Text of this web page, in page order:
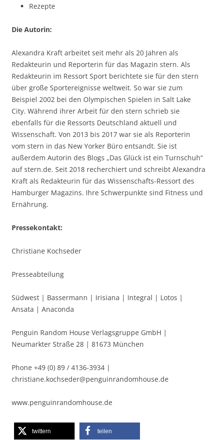
Rezepte
Die Autorin:
Alexandra Kraft arbeitet seit mehr als 20 Jahren als
Redakteurin und Reporterin für das Magazin stern. Als
Redakteurin im Ressort Sport berichtete sie für den stern
über große Sportereignisse weltweit. So war sie zum
Beispiel 2002 bei den Olympischen Spielen in Salt Lake
City. Während ihrer Arbeit für den stern schrieb sie
ebenfalls für die Ressorts Deutschland aktuell und
Wissenschaft. Von 2013 bis 2017 war sie als Reporterin
vom stern in das New Yorker Büro entsandt. Sie ist
außerdem Autorin des Blogs „Das Glück ist ein Turnschuh“
auf stern.de. Seit 2018 recherchiert und schreibt Alexandra
Kraft als Redakteurin für das Wissenschafts-Ressort des
Hamburger Magazins. Ihre Schwerpunkte sind Fitness und
Ernährung.
Pressekontakt:
Christiane Kochseder
Presseabteilung
Südwest | Bassermann | Irisiana | Integral | Lotos |
Ansata | Anaconda
Penguin Random House Verlagsgruppe GmbH |
Neumarkter Straße 28 | 81673 München
Phone +49 (0) 89 / 4136-3934 |
christiane.kochseder@penguinrandomhouse.de
www.penguinrandomhouse.de
twittern teilen